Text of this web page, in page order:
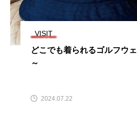
VISIT
どこでも着られるゴルフウ
～
2024.07.22